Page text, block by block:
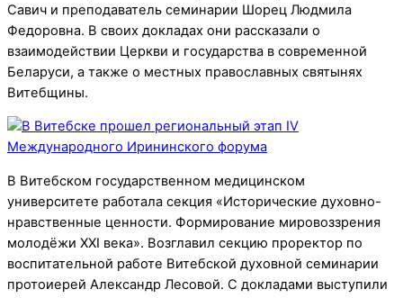
Савич и преподаватель семинарии Шорец Людмила
Федоровна. В своих докладах они рассказали о
взаимодействии Церкви и государства в современной
Беларуси, а также о местных православных святынях
Витебщины.
В Витебском государственном медицинском
университете работала секция «Исторические духовно-
нравственные ценности. Формирование мировоззрения
молодёжи ХХI века». Возглавил секцию проректор по
воспитательной работе Витебской духовной семинарии
протоиерей Александр Лесовой. С докладами выступили